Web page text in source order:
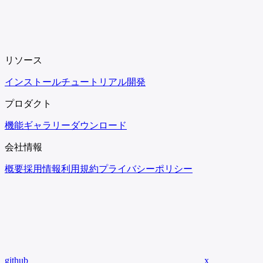
リソース
インストールチュートリアル開発
プロダクト
機能ギャラリーダウンロード
会社情報
概要採用情報利用規約プライバシーポリシー
github x